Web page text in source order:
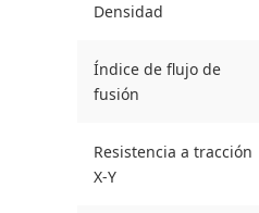
Densidad
Índice de flujo de
fusión
Resistencia a tracción
X-Y